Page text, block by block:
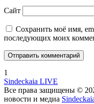
Сайт
Сохранить моё имя,
последующих моих
1
Sindeckaia LIVE
Все права защищены ©
новости и медиа